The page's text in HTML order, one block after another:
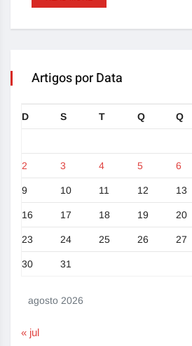
Artigos por Data
agosto 2026
D S T Q Q
2 3 4 5 6
9 10 11 12 13
16 17 18 19 20
23 24 25 26 27
30 31
« jul